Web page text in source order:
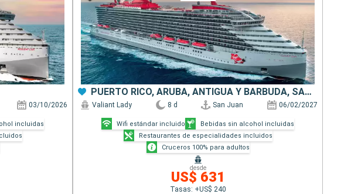
03/10/2026
incluidas
PUERTO RICO, ARUBA, ANTIGUA Y BARBUDA, SAN MARTÍN
Valiant Lady 8 d San Juan 06/02/2027
Wifi estándar incluido
Bebidas sin alcohol incluidas
Restaurantes de especialidades incluidos
Cruceros 100% para adultos
desde
US$ 631
Tasas: +US$ 240